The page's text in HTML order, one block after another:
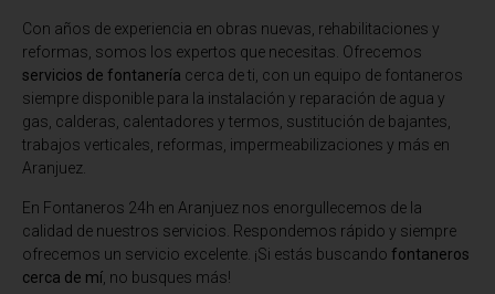
Con años de experiencia en obras nuevas, rehabilitaciones y
reformas, somos los expertos que necesitas. Ofrecemos
servicios de fontanería cerca de ti, con un equipo de fontaneros
siempre disponible para la instalación y reparación de agua y
gas, calderas, calentadores y termos, sustitución de bajantes,
trabajos verticales, reformas, impermeabilizaciones y más en
Aranjuez.
En Fontaneros 24h en Aranjuez nos enorgullecemos de la
calidad de nuestros servicios. Respondemos rápido y siempre
ofrecemos un servicio excelente. ¡Si estás buscando fontaneros
cerca de mí , no busques más!